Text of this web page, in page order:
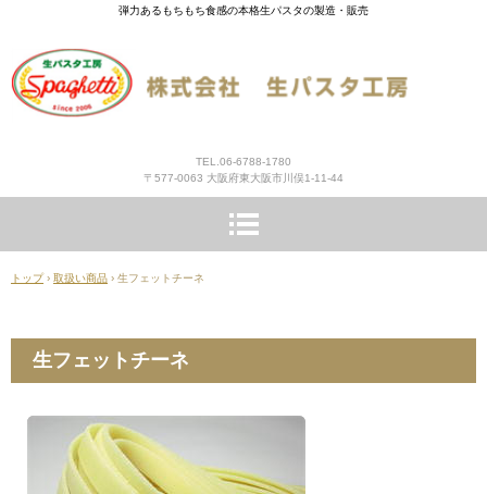
弾力あるもちもち食感の本格生パスタの製造・販売
TEL.06-6788-1780
〒577-0063 大阪府東大阪市川俣1-11-44
トップ › 取扱い商品 › 生フェットチーネ
生フェットチーネ